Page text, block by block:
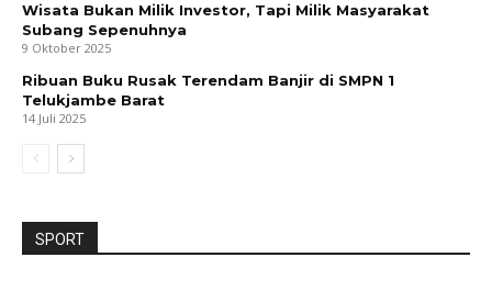
Wisata Bukan Milik Investor, Tapi Milik Masyarakat
Subang Sepenuhnya
9 Oktober 2025
Ribuan Buku Rusak Terendam Banjir di SMPN 1
Telukjambe Barat
14 Juli 2025
SPORT